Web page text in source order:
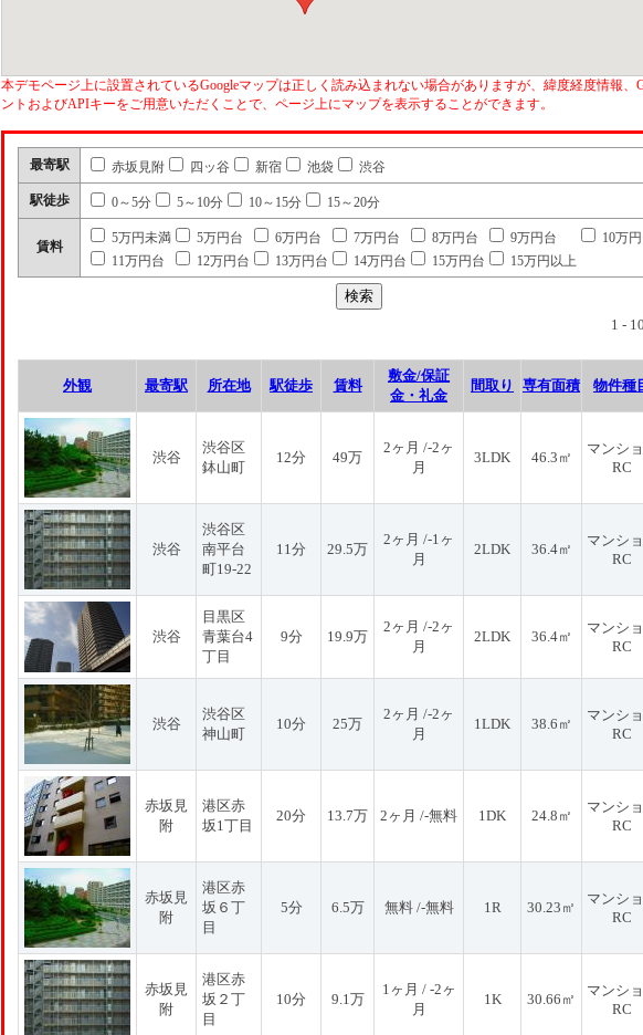
本デモページ上に設置されているGoogleマップは正しく読み込まれない場合がありますが、緯度経度情報、
ントおよびAPIキーをご用意いただくことで、ページ上にマップを表示することができます。
最寄駅 赤坂見附 四ッ谷 新宿 池袋 渋谷
駅徒歩 0～5分 5～10分 10～15分 15～20分
賃料
5万円未満 5万円台 6万円台 7万円台 8万円台 9万円台
10万
11万円台
12万円台 13万円台 14万円台 15万円台 15万円以上
1 - 10
外観 最寄駅 所在地 駅徒歩 賃料
敷金/保証
金・礼金
間取り 専有面積 物件種
渋谷
渋谷区
鉢山町
12分 49万
2ヶ月 /-2ヶ
月
3LDK 46.3㎡
マンシ
RC
渋谷
渋谷区
南平台
町19-22
11分 29.5万
2ヶ月 /-1ヶ
月
2LDK 36.4㎡
マンシ
RC
渋谷
目黒区
青葉台4
丁目
9分 19.9万
2ヶ月 /-2ヶ
月
2LDK 36.4㎡
マンシ
RC
渋谷
渋谷区
神山町
10分 25万
2ヶ月 /-2ヶ
月
1LDK 38.6㎡
マンシ
RC
赤坂見
附
港区赤
坂1丁目
20分 13.7万 2ヶ月 /-無料 1DK 24.8㎡
マンシ
RC
赤坂見
附
港区赤
坂６丁
目
5分 6.5万 無料 /-無料 1R 30.23㎡
マンシ
RC
赤坂見
附
港区赤
坂２丁
目
10分 9.1万
1ヶ月 / -2ヶ
月
1K 30.66㎡
マンシ
RC